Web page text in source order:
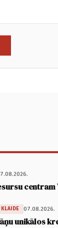
centram
07.08.2026.
unikālos